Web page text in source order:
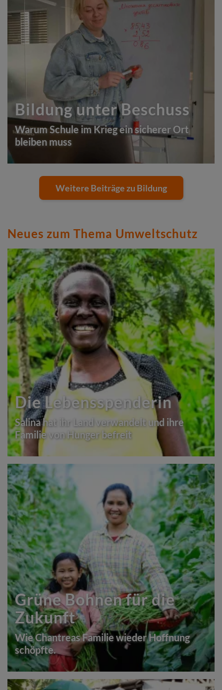
Bildung unter Beschuss
Warum Schule im Krieg ein sicherer Ort
bleiben muss
Weitere Beiträge zu Bildung
Neues zum Thema Umweltschutz
Die Lebensspenderin
Salina hat ihr Land verwandelt und ihre
Familie von Hunger befreit
Grüne Bohnen für die
Zukunft
Wie Chantreas Familie wieder Hoffnung
schöpfte.